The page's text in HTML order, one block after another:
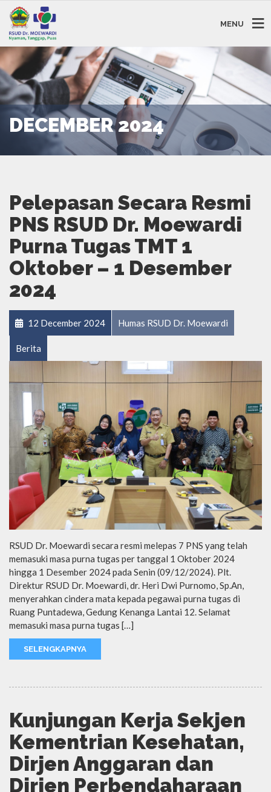
MENU
DECEMBER 2024
Pelepasan Secara Resmi
PNS RSUD Dr. Moewardi
Purna Tugas TMT 1
Oktober – 1 Desember
2024
12 December 2024 Humas RSUD Dr. Moewardi
Berita
RSUD Dr. Moewardi secara resmi melepas 7 PNS yang telah
memasuki masa purna tugas per tanggal 1 Oktober 2024
hingga 1 Desember 2024 pada Senin (09/12/2024). Plt.
Direktur RSUD Dr. Moewardi, dr. Heri Dwi Purnomo, Sp.An,
menyerahkan cindera mata kepada pegawai purna tugas di
Ruang Puntadewa, Gedung Kenanga Lantai 12. Selamat
memasuki masa purna tugas […]
SELENGKAPNYA
Kunjungan Kerja Sekjen
Kementrian Kesehatan,
Dirjen Anggaran dan
Dirjen Perbendaharaan